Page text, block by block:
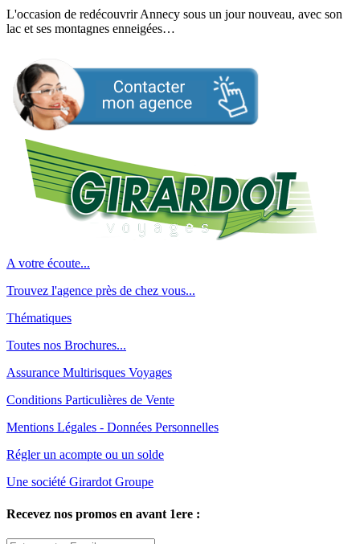
L'occasion de redécouvrir Annecy sous un jour nouveau, avec son
lac et ses montagnes enneigées…
A votre écoute...
Trouvez l'agence près de chez vous...
Thématiques
Toutes nos Brochures...
Assurance Multirisques Voyages
Conditions Particulières de Vente
Mentions Légales - Données Personnelles
Régler un acompte ou un solde
Une société Girardot Groupe
Recevez nos promos en avant 1ere :